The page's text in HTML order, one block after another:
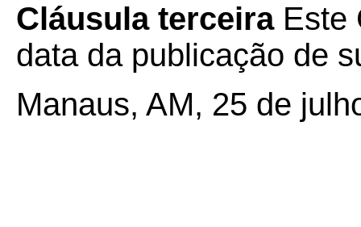
Cláusula terceiraEste
data da publicação de
Manaus, AM, 25 de